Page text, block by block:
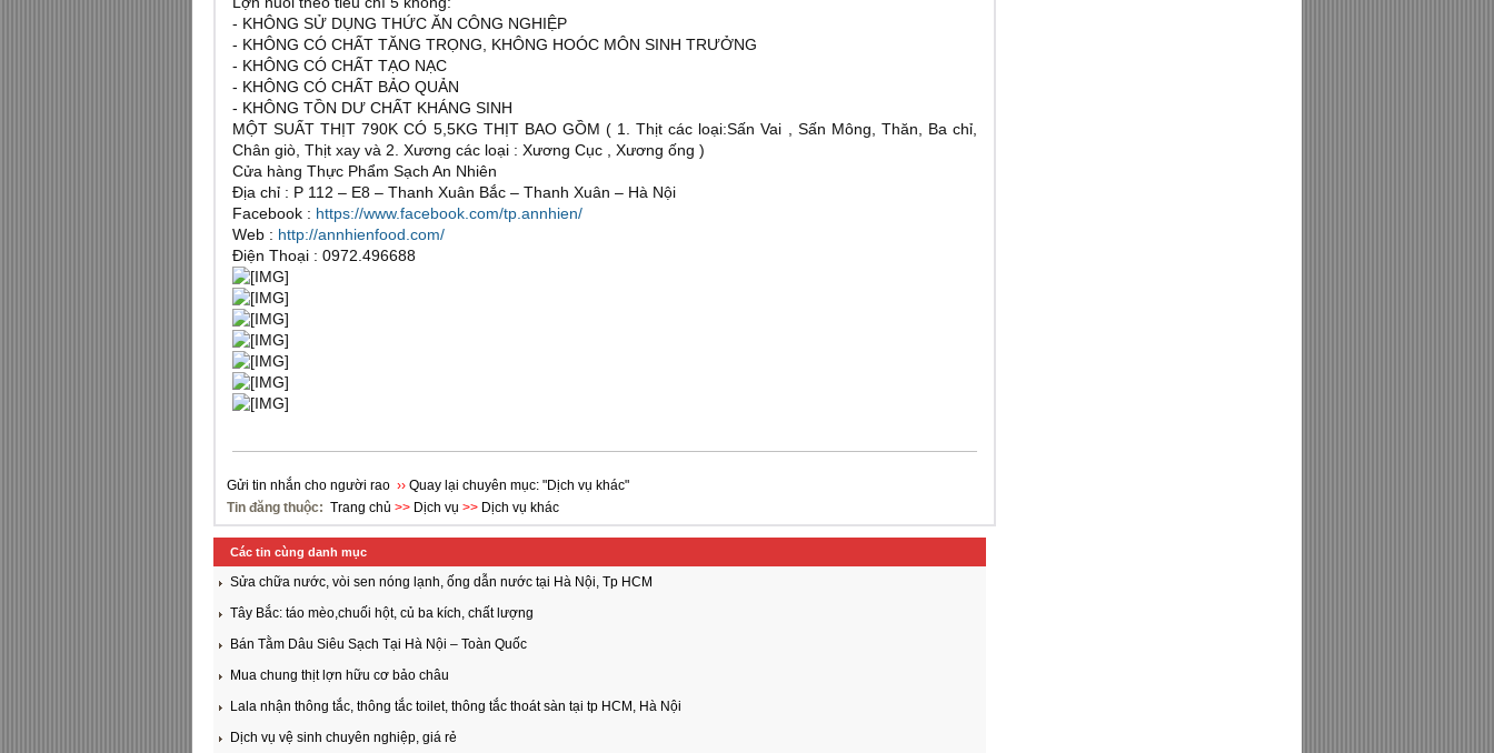
- KHÔNG SỬ DỤNG THỨC ĂN CÔNG NGHIỆP
- KHÔNG CÓ CHẤT TĂNG TRỌNG, KHÔNG HOÓC MÔN SINH TRƯỞNG
- KHÔNG CÓ CHẤT TẠO NẠC
- KHÔNG CÓ CHẤT BẢO QUẢN
- KHÔNG TỒN DƯ CHẤT KHÁNG SINH
MỘT SUẤT THỊT 790K CÓ 5,5KG THỊT BAO GỒM ( 1. Thịt các loại:Sấn Vai , Sấn Mông, Thăn, Ba chỉ,
Chân giò, Thịt xay và 2. Xương các loại : Xương Cục , Xương ống )
Cửa hàng Thực Phẩm Sạch An Nhiên
Địa chỉ : P 112 – E8 – Thanh Xuân Bắc – Thanh Xuân – Hà Nội
Facebook : https://www.facebook.com/tp.annhien/
Web : http://annhienfood.com/
Điện Thoại : 0972.496688
Gửi tin nhắn cho người rao ›› Quay lại chuyên mục: "Dịch vụ khác"
Tin đăng thuộc: Trang chủ >> Dịch vụ >> Dịch vụ khác
Các tin cùng danh mục
Sửa chữa nước, vòi sen nóng lạnh, ống dẫn nước tại Hà Nội, Tp HCM
Tây Bắc: táo mèo,chuối hột, củ ba kích, chất lượng
Bán Tằm Dâu Siêu Sạch Tại Hà Nội – Toàn Quốc
Mua chung thịt lợn hữu cơ bảo châu
Lala nhận thông tắc, thông tắc toilet, thông tắc thoát sàn tại tp HCM, Hà Nội
Dịch vụ vệ sinh chuyên nghiệp, giá rẻ